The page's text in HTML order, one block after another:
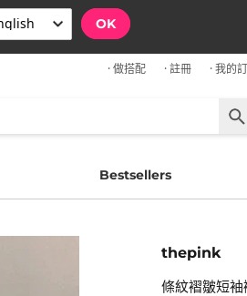
OK
· 做搭配 · 註冊 · 我的
Bestsellers
thepink
條紋褶皺短